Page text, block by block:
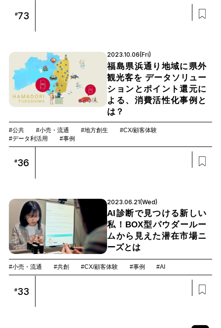
#73
2023.10.06(Fri)
福島県浜通り地域に県外
観光客を データソリュー
ションとポイント還元に
よる、消費活性化事例と
は？
#公共 #小売・流通 #地方創生
#CX/顧客体験
#データ利活用
#事例
#36
2023.06.21(Wed)
AI診断で見つける新しい
私！BOX型パウダールー
ムから見えた潜在市場ニ
ーズとは
#小売・流通 #共創 #CX/顧客体験 #事例 #AI
#33